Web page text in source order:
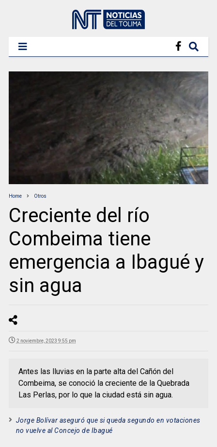
Home Otros
Creciente del río
Combeima tiene
emergencia a Ibagué y
sin agua
2 noviembre, 2023 9:55 pm
Antes las lluvias en la parte alta del Cañón del
Combeima, se conoció la creciente de la Quebrada
Las Perlas, por lo que la ciudad está sin agua.
Jorge Bolívar aseguró que si queda segundo en votaciones
no vuelve al Concejo de Ibagué